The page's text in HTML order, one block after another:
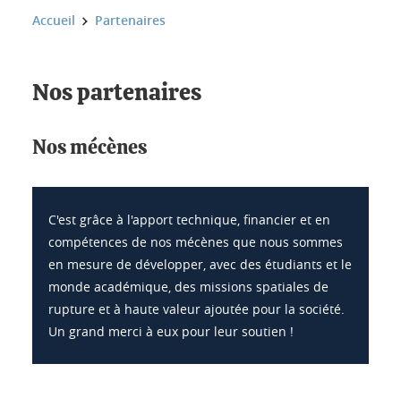
Vous êtes ici :
Accueil Partenaires
Nos partenaires
Nos mécènes
C'est grâce à l'apport technique, financier et en
compétences de nos mécènes que nous sommes
en mesure de développer, avec des étudiants et le
monde académique, des missions spatiales de
rupture et à haute valeur ajoutée pour la société.
Un grand merci à eux pour leur soutien !